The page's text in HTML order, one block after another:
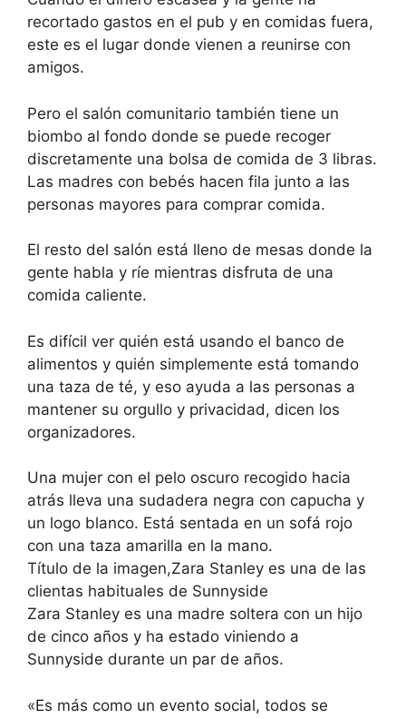
recortado gastos en el pub y en comidas fuera,
este es el lugar donde vienen a reunirse con
amigos.
Pero el salón comunitario también tiene un
biombo al fondo donde se puede recoger
discretamente una bolsa de comida de 3 libras.
Las madres con bebés hacen fila junto a las
personas mayores para comprar comida.
El resto del salón está lleno de mesas donde la
gente habla y ríe mientras disfruta de una
comida caliente.
Es difícil ver quién está usando el banco de
alimentos y quién simplemente está tomando
una taza de té, y eso ayuda a las personas a
mantener su orgullo y privacidad, dicen los
organizadores.
Una mujer con el pelo oscuro recogido hacia
atrás lleva una sudadera negra con capucha y
un logo blanco. Está sentada en un sofá rojo
con una taza amarilla en la mano.
Título de la imagen,Zara Stanley es una de las
clientas habituales de Sunnyside
Zara Stanley es una madre soltera con un hijo
de cinco años y ha estado viniendo a
Sunnyside durante un par de años.
«Es más como un evento social, todos se